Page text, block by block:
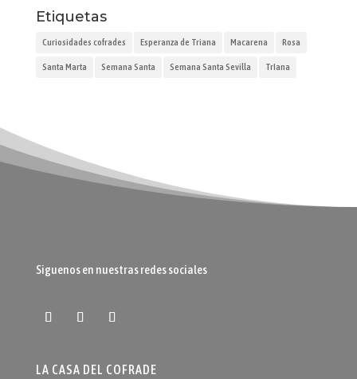
Etiquetas
Curiosidades cofrades Esperanza de Triana Macarena Rosa
Santa Marta Semana Santa Semana Santa Sevilla TrIana
Siguenos en nuestras redes sociales
LA CASA DEL COFRADE